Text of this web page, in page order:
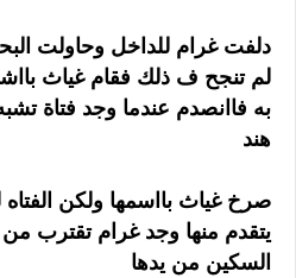
دلفت غرام للداخل وحاولت
لم تنجح ف ذلك فقام غياث
به فاانصدم عندما وجد فتاة
هند
صرخ غياث بااسمها ولكن
يتقدم منها وجد غرام تقترب
السكين من يدها